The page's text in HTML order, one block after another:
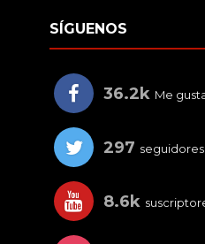
SÍGUENOS
36.2k Me
297 seguidores
8.6k